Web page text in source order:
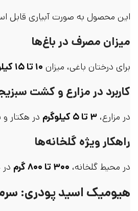
این محصول به صورت آبیاری قابل
میزان مصرف در باغ‌ها
برای درختان باغی، میزان ۱۰ تا ۱۵ کیلوگرم
کاربرد در مزارع و کشت
در مزارع، ۳ تا ۵ کیلوگرم در هکتار
راهکار ویژه گلخانه‌ها
در محیط گلخانه، ۳۰۰ تا ۸۰۰ گرم
هیومیک اسید پودری: